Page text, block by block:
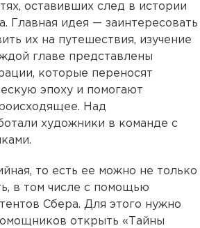
оставивших след в истории
Главная идея — заинтересовать
их на путешествия, изучение
главе представлены
которые переносят
эпоху и помогают
Над
художники в команде с
то есть ее можно не только
в том числе с помощью
Сбера. Для этого нужно
открыть «Тайны